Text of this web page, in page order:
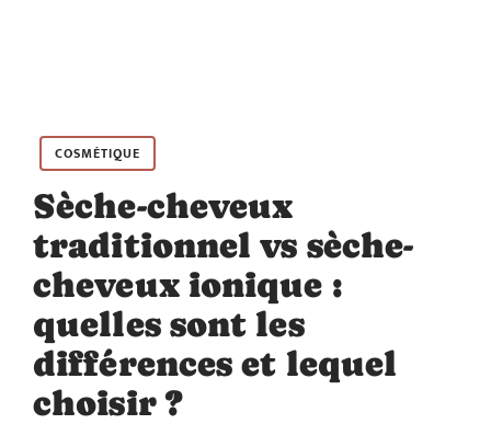
COSMÉTIQUE
Sèche-cheveux
traditionnel vs sèche-
cheveux ionique :
quelles sont les
différences et lequel
choisir ?